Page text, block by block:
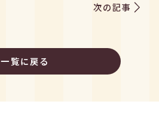
次の記事
一覧に戻る